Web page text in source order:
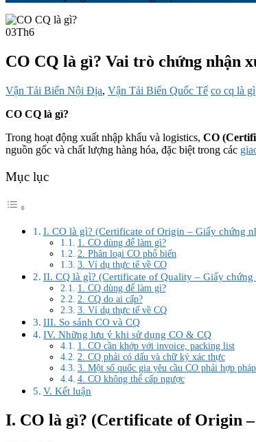
03Th6
CO CQ là gì? Vai trò chứng nhận
Vận Tải Biển Nội Địa, Vận Tải Biển Quốc Tế co cq là gì
CO CQ là gì?
Trong hoạt động xuất nhập khẩu và logistics, CO
nguồn gốc và chất lượng hàng hóa, đặc biệt trong các
Mục lục
I. CO là gì? (Certificate of Origin – Giấy chứng
1. CO dùng để làm gì?
2. Phân loại CO phổ biến
3. Ví dụ thực tế về CO
II. CQ là gì? (Certificate of Quality – Giấy chứng
1. CQ dùng để làm gì?
2. CQ do ai cấp?
3. Ví dụ thực tế về CQ
III. So sánh CO và CQ
IV. Những lưu ý khi sử dụng CO & CQ
1. CO cần khớp với invoice, packing list
2. CQ phải có dấu và chữ ký xác thực
3. Một số quốc gia yêu cầu CO phải hợp
4. CO không thể cấp ngược
V. Kết luận
I. CO là gì? (Certificate of Origin